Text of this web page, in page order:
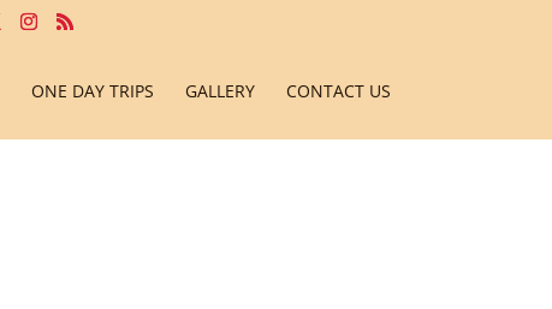
ONE DAY TRIPS GALLERY CONTACT US